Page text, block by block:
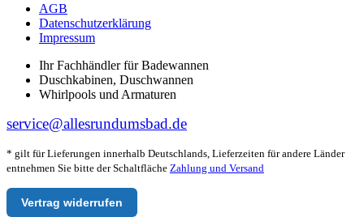
AGB
Datenschutzerklärung
Impressum
Ihr Fachhändler für Badewannen
Duschkabinen, Duschwannen
Whirlpools und Armaturen
service@allesrundumsbad.de
* gilt für Lieferungen innerhalb Deutschlands, Lieferzeiten für andere Länder
entnehmen Sie bitte der Schaltfläche Zahlung und Versand
Vertrag widerrufen